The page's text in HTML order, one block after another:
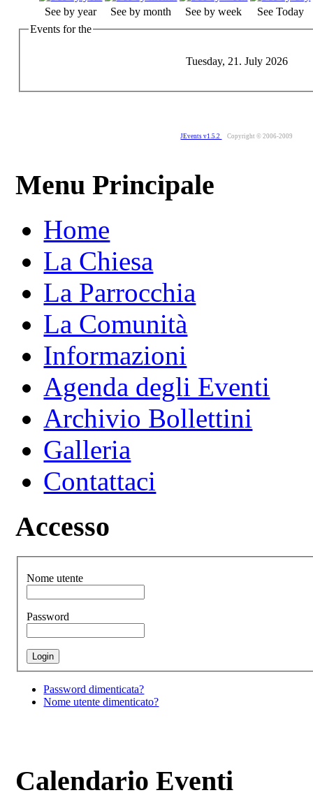
See by year See by month See by week
See Today
Events for the
Tuesday, 21. July 2026
JEvents v1.5.2 Copyright © 2006-2009
Menu Principale
Home
La Chiesa
La Parrocchia
La Comunità
Informazioni
Agenda degli Eventi
Archivio Bollettini
Galleria
Contattaci
Accesso
Nome utente
Password
Password dimenticata?
Nome utente dimenticato?
Calendario Eventi